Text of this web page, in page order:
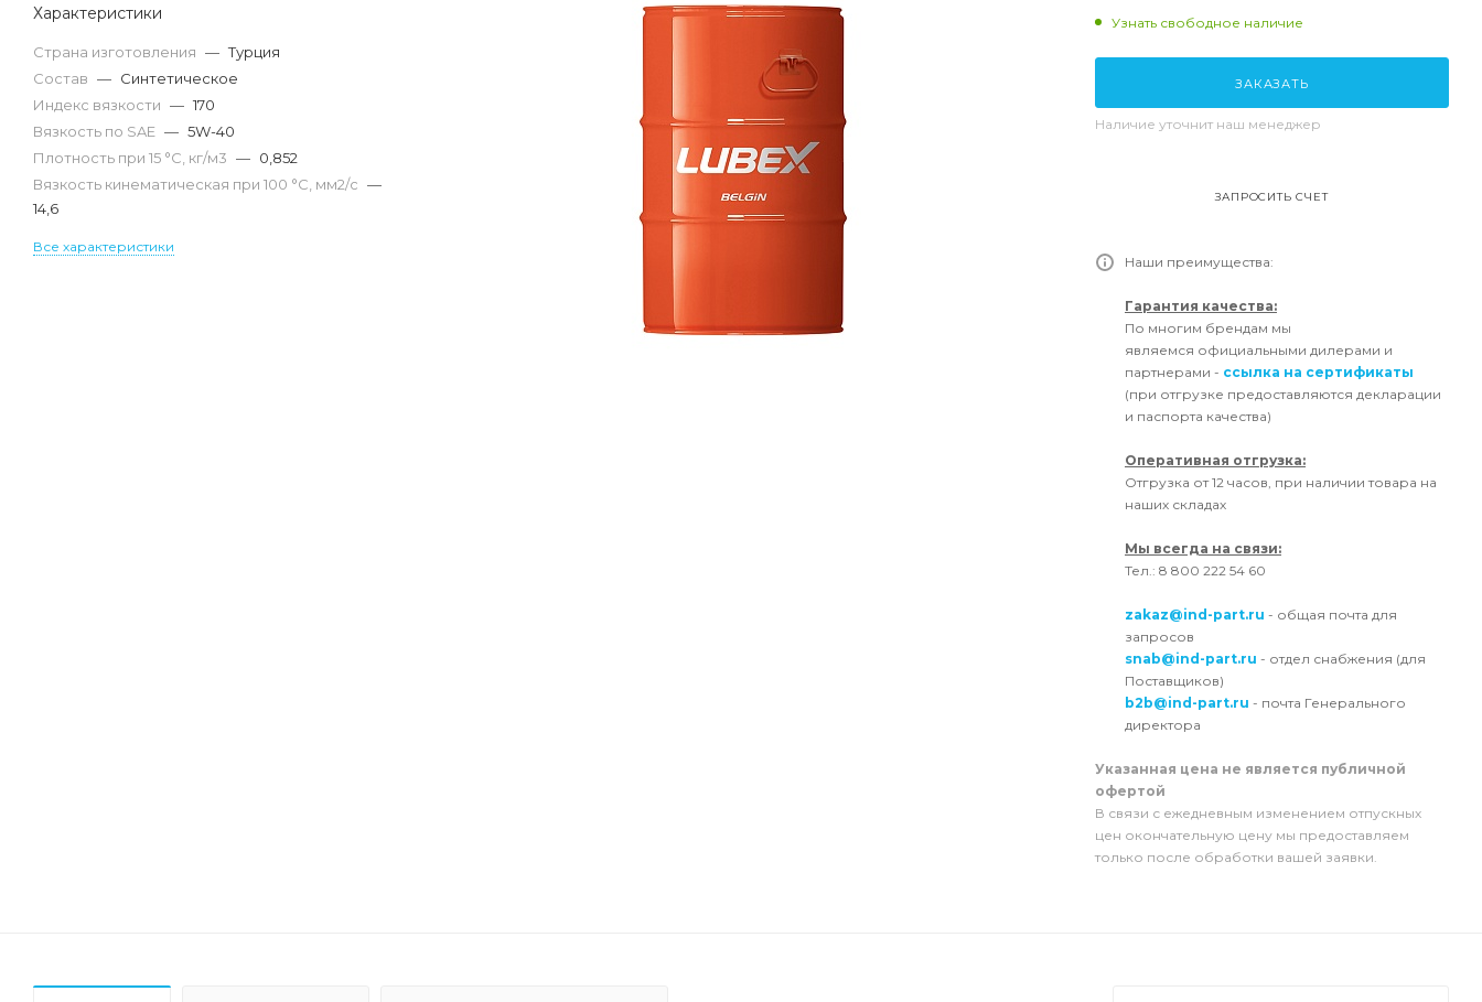
Характеристики
Страна изготовления — Турция
Состав — Синтетическое
Индекс вязкости — 170
Вязкость по SAE — 5W-40
Плотность при 15 °С, кг/м3 — 0,852
Вязкость кинематическая при 100 °С, мм2/с —
14,6
Все характеристики
Узнать свободное наличие
ЗАКАЗАТЬ
Наличие уточнит наш менеджер
ЗАПРОСИТЬ СЧЕТ
Наши преимущества:
Гарантия качества:
По многим брендам мы
являемся официальными дилерами и
партнерами - ссылка на сертификаты
(при отгрузке предоставляются декларации
и паспорта качества)
Оперативная отгрузка:
Отгрузка от 12 часов, при наличии товара на
наших складах
Мы всегда на связи:
Тел.: 8 800 222 54 60
zakaz@ind-part.ru - общая почта для
запросов
snab@ind-part.ru - отдел снабжения (для
Поставщиков)
b2b@ind-part.ru - почта Генерального
директора
Указанная цена не является публичной
офертой
В связи с ежедневным изменением отпускных
цен окончательную цену мы предоставляем
только после обработки вашей заявки.